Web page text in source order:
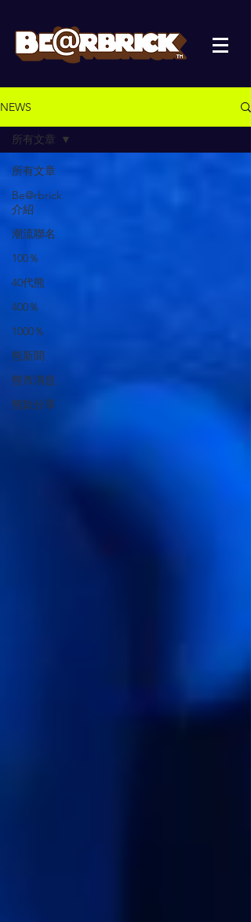
NEWS
所有文章
Be@rbrick
介紹
潮流聯名
100％
40代熊
400％
1000％
熊新聞
熊市消息
熊款分享
所有文章